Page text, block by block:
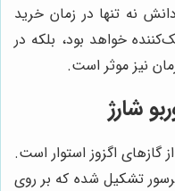
نه تنها در زمان خرید
خواهد بود، بلکه در
نیز موثر است.
شارژ
گازهای اگزوز استوار است.
تشکیل شده که بر روی